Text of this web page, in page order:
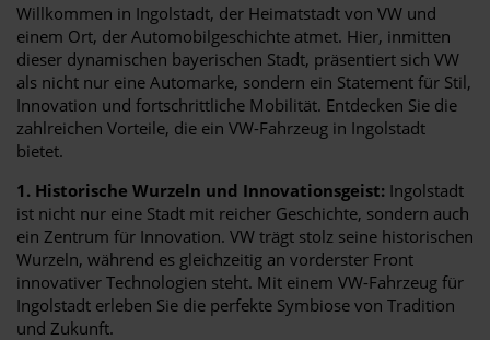
Willkommen in Ingolstadt, der Heimatstadt von VW und
einem Ort, der Automobilgeschichte atmet. Hier, inmitten
dieser dynamischen bayerischen Stadt, präsentiert sich VW
als nicht nur eine Automarke, sondern ein Statement für Stil,
Innovation und fortschrittliche Mobilität. Entdecken Sie die
zahlreichen Vorteile, die ein VW-Fahrzeug in Ingolstadt
bietet.
1. Historische Wurzeln und Innovationsgeist: Ingolstadt
ist nicht nur eine Stadt mit reicher Geschichte, sondern auch
ein Zentrum für Innovation. VW trägt stolz seine historischen
Wurzeln, während es gleichzeitig an vorderster Front
innovativer Technologien steht. Mit einem VW-Fahrzeug für
Ingolstadt erleben Sie die perfekte Symbiose von Tradition
und Zukunft.